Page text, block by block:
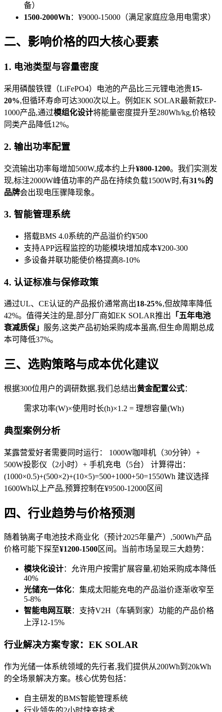
备）
1500-2000Wh ：¥9000-15000（满足家庭应急用电需求）
二、影响价格的四大核心要素
1. 电池类型与容量密度
采用磷酸铁锂（LiFePO4）电池的产品比三元锂电池贵15-
20%,但循环寿命可达3000次以上。例如EK SOLAR最新款EP-
1000产品,通过模组化设计将能量密度提升至280Wh/kg,价格较
同类产品降低12%。
2. 输出功率配置
交流输出功率每增加500W,成本约上升¥800-1200。我们实测发
现,标注2000W峰值功率的产品在持续负载1500W时,有31%的
品牌会出现电压骤降现象。
3. 智能管理系统
搭载BMS 4.0系统的产品溢价约¥500
支持APP远程监控的功能模块增加成本¥200-300
多设备并联功能使价格提高8-10%
4. 认证标准与保修政策
通过UL、CE认证的产品报价通常高出18-25%,但故障率降低
42%。值得关注的是,部分厂商如EK SOLAR推出 「五年电池
衰减质保」 服务,这类产品初始采购成本虽高,但生命周期总成
本可降低37%。
三、选购策略与成本优化建议
根据300位用户的调研数据,我们总结出黄金配置公式：
需求功率(W)×使用时长(h)×1.2 = 理想容量(Wh)
典型案例分析
某露营爱好者需要同时运行： 1000W咖啡机（30分钟）+
500W投影仪（2小时）+ 手机充电（5台） 计算得出：
(1000×0.5)+(500×2)+(10×5)=500+1000+50=1550Wh 建议选择
1600Wh以上产品,预算控制在¥9500-12000区间
四、行业趋势与价格预测
随着钠离子电池技术商业化（预计2025年量产）,500Wh产品
价格可能下探至¥1200-1500区间。当前市场呈现三大趋势：
模块化设计：允许用户按需扩展容量,初始采购成本降低
40%
光储充一体化：集成太阳能充电的产品溢价逐渐收窄至
5-8%
智能电网互联：支持V2H（车辆到家）功能的产品价格
上浮12-15%
行业解决方案专家：EK SOLAR
作为光储一体系统领域的先行者,我们提供从200Wh到20kWh
的全场景解决方案。核心优势包括：
自主研发的BMS智能管理系统
行业领先的2小时快充技术